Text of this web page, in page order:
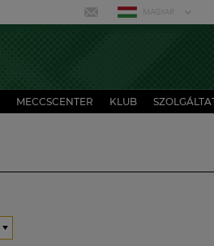
MAGYAR
MECCSCENTER KLUB